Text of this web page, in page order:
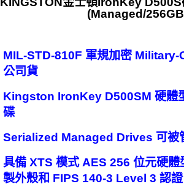
(Managed/
MIL-STD-810F 軍規加密 Military-
公司貨
Kingston IronKey D500SM 硬體
碟
Serialized Managed Drives 可被
具備 XTS 模式 AES 256 位元硬體
製外殼和 FIPS 140-3 Level 3 認